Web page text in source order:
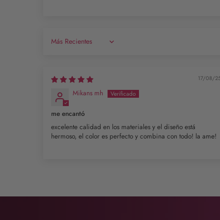
Sort by
17/08/
Mikans mh
me encantó
excelente calidad en los materiales y el diseño está
hermoso, el color es perfecto y combina con todo! la ame!